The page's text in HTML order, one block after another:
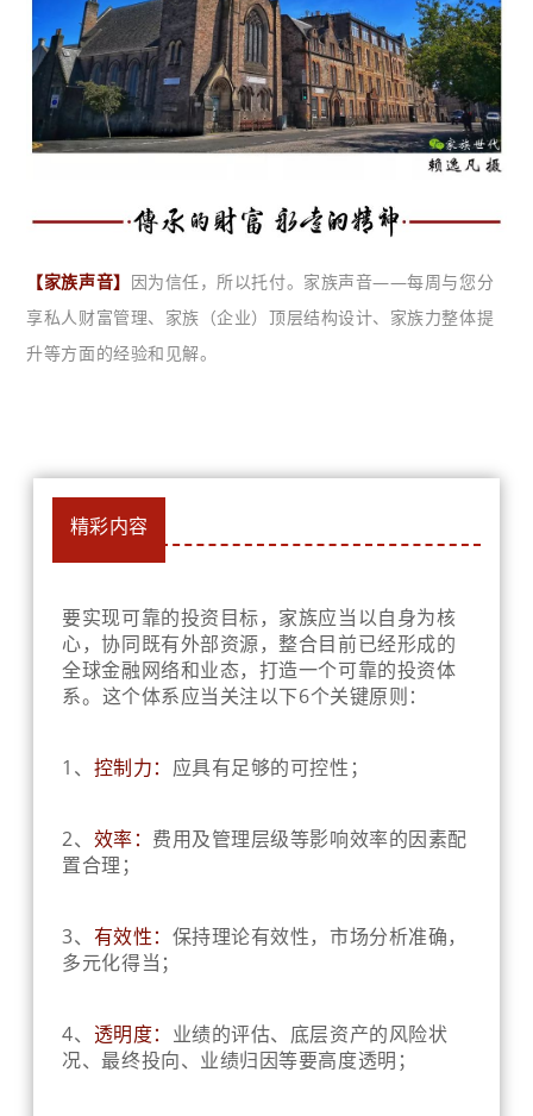
【家族声音】 因为信任，所以托付。家族声音——每周与您分
享私人财富管理、家族（企业）顶层结构设计、家族力整体提
升等方面的经验和见解。
精彩内容
要实现可靠的投资目标，家族应当以自身为核
心，协同既有外部资源，整合目前已经形成的
全球金融网络和业态，打造一个可靠的投资体
系。 这个体系应当关注以下6个关键原则：
1、 控制力： 应具有足够的可控性；
2、 效率： 费用及管理层级等影响效率的因素配
置合理 ；
3、 有效性： 保持理论有效性，市场分析准确，
多元化得当；
4、 透明度： 业绩的评估、底层资产的风险状
况、最终投向、业绩归因等要高度透明；